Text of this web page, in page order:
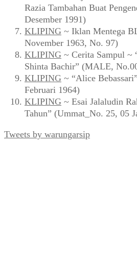
Razia Tambahan Buat
Desember 1991)
KLIPING ~ Iklan Mentega
November 1963, No. 97)
KLIPING ~ Cerita Sampul ~
Shinta Bachir” (MALE,
KLIPING ~ “Alice
Februari 1964)
KLIPING ~ Esai Jalaludin
Tahun” (Ummat_No. 25, 05
Tweets by warungarsip